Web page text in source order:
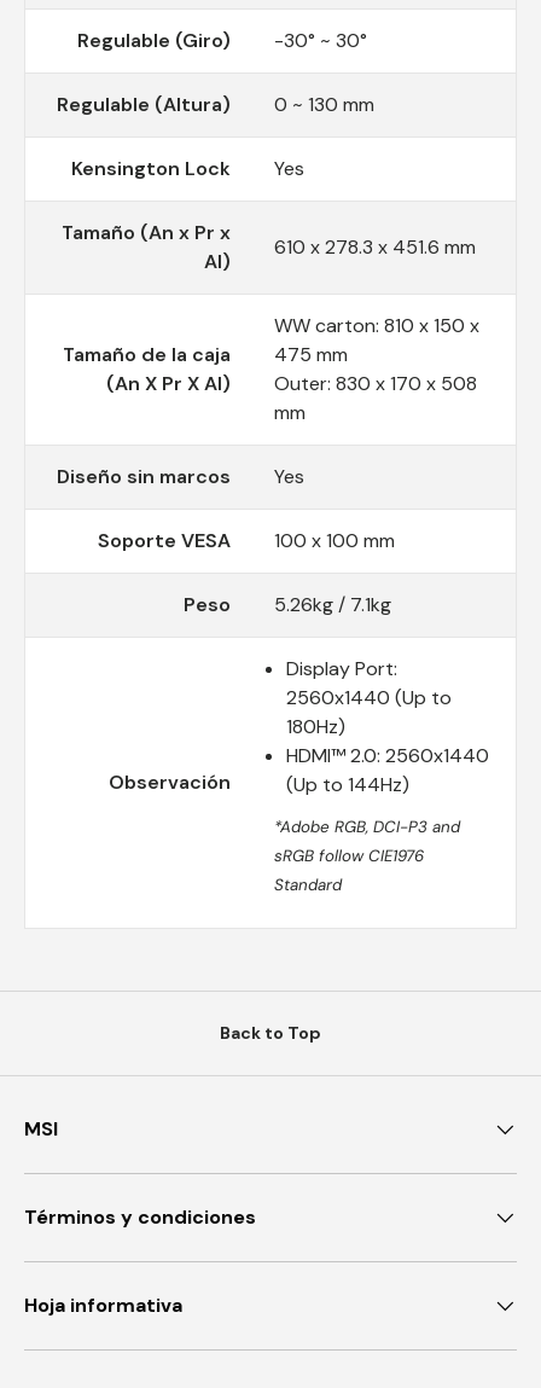
Regulable (Giro) -30° ~ 30°
Regulable (Altura) 0 ~ 130 mm
Kensington Lock Yes
Tamaño (An x Pr x
Al)
610 x 278.3 x 451.6 mm
Tamaño de la caja
(An X Pr X Al)
WW carton: 810 x 150 x
475 mm
Outer: 830 x 170 x 508
mm
Diseño sin marcos Yes
Soporte VESA 100 x 100 mm
Peso 5.26kg / 7.1kg
Observación
Display Port:
2560x1440 (Up to
180Hz)
HDMI™ 2.0: 2560x1440
(Up to 144Hz)
*Adobe RGB, DCI-P3 and
sRGB follow CIE1976
Standard
Back to Top
MSI
Términos y condiciones
Hoja informativa